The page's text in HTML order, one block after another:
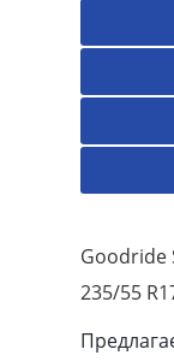
Goodride
235/55